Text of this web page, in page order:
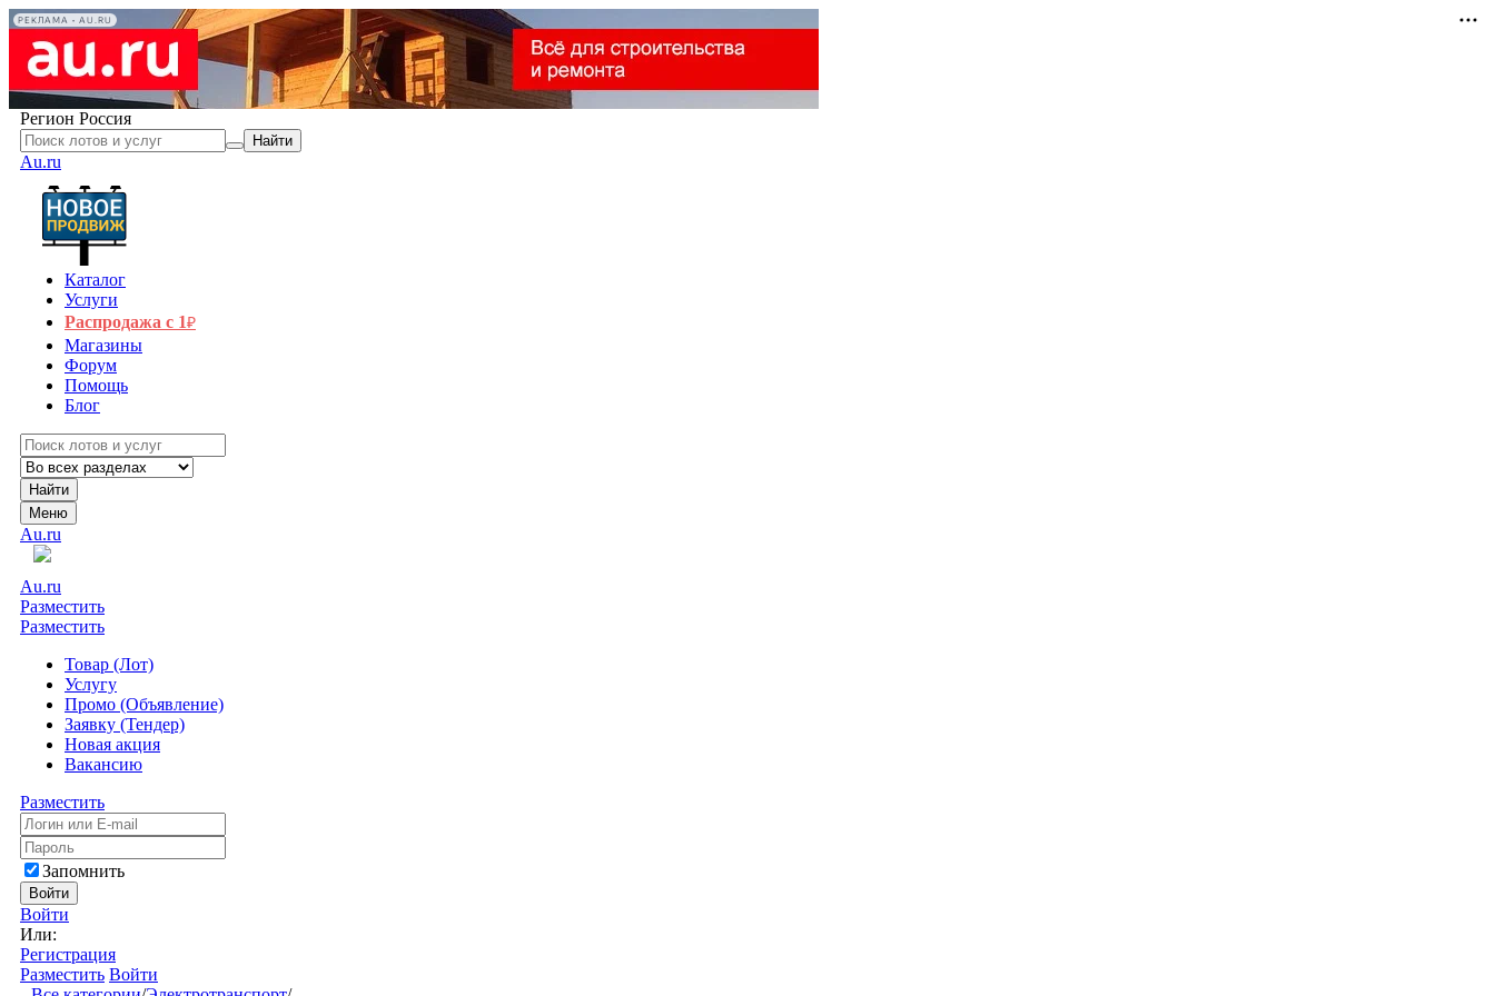
РЕКЛАМА • AU.RU
Регион Россия
Найти
Au.ru
Каталог
Услуги
Распродажа с 1₽
Магазины
Форум
Помощь
Блог
Найти
Меню
Au.ru
Au.ru
Разместить
Разместить
Товар (Лот)
Услугу
Промо (Объявление)
Заявку (Тендер)
Новая акция
Вакансию
Разместить
Запомнить
Войти
Войти
Или:
Регистрация
Разместить Войти